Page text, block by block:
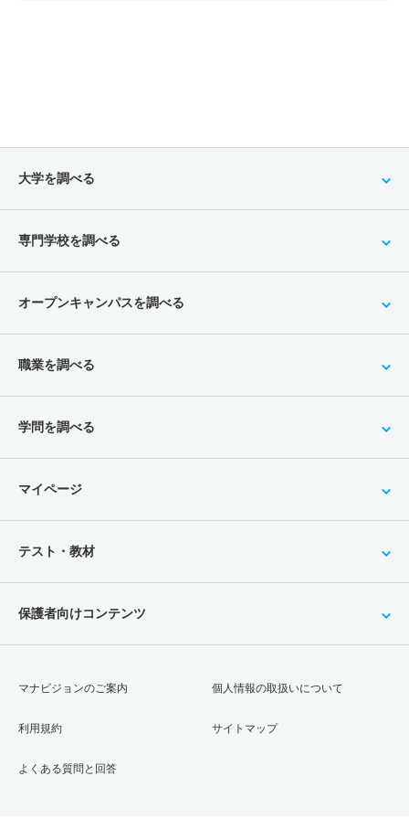
大学を調べる
専門学校を調べる
オープンキャンパスを調べる
職業を調べる
学問を調べる
マイページ
テスト・教材
保護者向けコンテンツ
マナビジョンのご案内
利用規約
よくある質問と回答
個人情報の取扱いについて
サイトマップ